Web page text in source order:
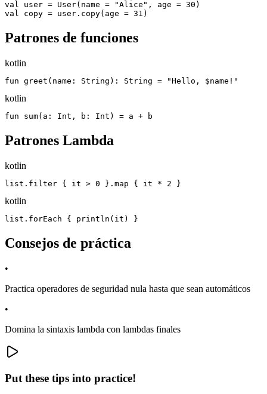
val user = User(name = "Alice", age = 30)
val copy = user.copy(age = 31)
Patrones de funciones
kotlin
fun greet(name: String): String = "Hello, $name!"
kotlin
fun sum(a: Int, b: Int) = a + b
Patrones Lambda
kotlin
list.filter { it > 0 }.map { it * 2 }
kotlin
list.forEach { println(it) }
Consejos de práctica
•
Practica operadores de seguridad nula hasta que sean automáticos
•
Domina la sintaxis lambda con lambdas finales
Put these tips into practice!